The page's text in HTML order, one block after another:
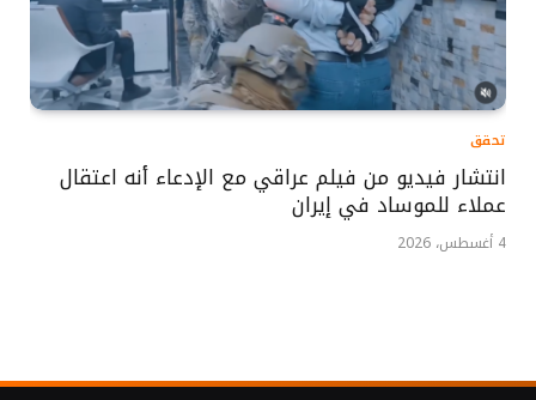
تحقق
انتشار فيديو من فيلم عراقي مع الإدعاء أنه اعتقال
عملاء للموساد في إيران
4 أغسطس، 2026